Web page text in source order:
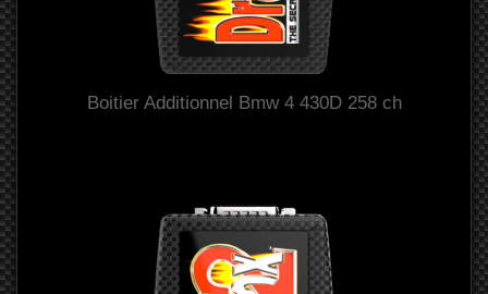
Boitier Additionnel Bmw 4 430D 258 ch